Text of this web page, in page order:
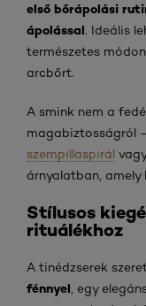
első bőrápolási
ápolással. Ideális
természetes
arcbőrt.
A smink nem a
magabiztosságról
szempillaspirál
árnyalatban, amely
Stílusos
rituálékhoz
A tinédzserek
fénnyel , egy